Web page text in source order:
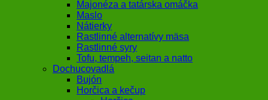
Majonéza a tatárska omáčka
Maslo
Nátierky
Rastlinné alternatívy mäsa
Rastlinné syry
Tofu, tempeh, seitan a natto
Dochucovadlá
Bujón
Horčica a kečup